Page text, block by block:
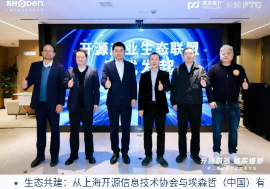
生态共建：从上海开源信息技术协会与埃森哲（中国）有